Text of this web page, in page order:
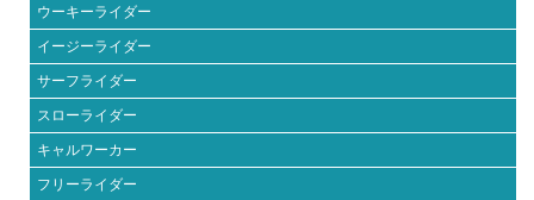
ウーキーライダー
イージーライダー
サーフライダー
スローライダー
キャルワーカー
フリーライダー